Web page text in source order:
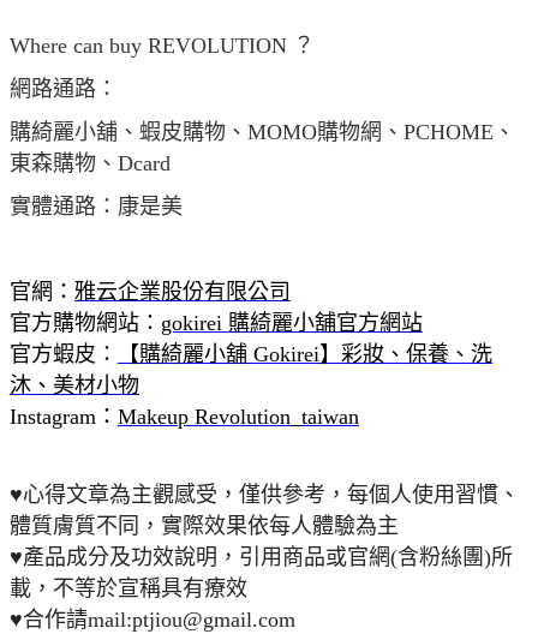
Where can buy REVOLUTION ？
網路通路：
購綺麗小舖、蝦皮購物、MOMO購物網、PCHOME、
東森購物、Dcard
實體通路：康是美
官網： 雅云企業股份有限公司
官方購物網站： gokirei 購綺麗小舖官方網站
官方蝦皮：
【購綺麗小舖 Gokirei】彩妝、保養、洗
沐、美材小物
Instagram： Makeup Revolution_taiwan
♥心得文章為主觀感受，僅供參考，每個人使用習慣、
體質膚質不同，實際效果依每人體驗為主
♥產品成分及功效說明，引用商品或官網(含粉絲團)所
載，不等於宣稱具有療效
♥合作請mail:ptjiou@gmail.com